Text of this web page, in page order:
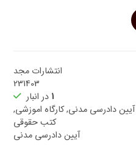
انتشارات مجد
231403
1 در انبار
آیین دادرسی مدنی,کارگاه اموزشی,
کتب حقوقی
آیین دادرسی مدنی